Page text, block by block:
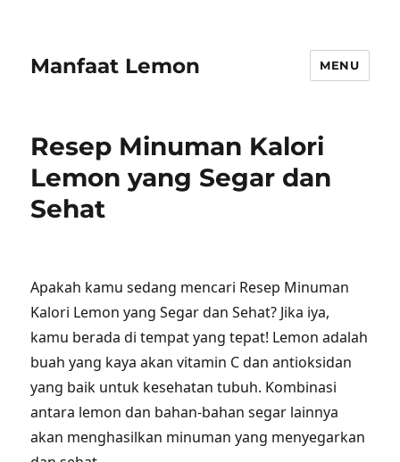
Manfaat Lemon MENU
Resep Minuman Kalori
Lemon yang Segar dan
Sehat
Apakah kamu sedang mencari Resep Minuman
Kalori Lemon yang Segar dan Sehat? Jika iya,
kamu berada di tempat yang tepat! Lemon adalah
buah yang kaya akan vitamin C dan antioksidan
yang baik untuk kesehatan tubuh. Kombinasi
antara lemon dan bahan-bahan segar lainnya
akan menghasilkan minuman yang menyegarkan